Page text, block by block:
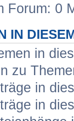
Forum: 0
IN
in
zu
in
in